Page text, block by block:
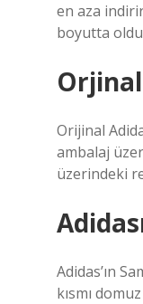
en aza
boyutta
Orjinal
Orijinal
ambalaj
üzerindeki
Adidas’ın
kısmı